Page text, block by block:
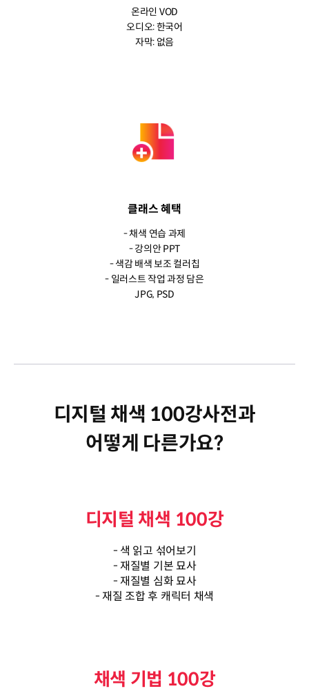
온라인 VOD
오디오: 한국어
자막: 없음
클래스 혜택
- 채색 연습 과제
- 강의안 PPT
- 색감 배색 보조 컬러칩
- 일러스트 작업 과정 담은
JPG, PSD
디지털 채색 100강사전과
어떻게 다른가요?
디지털 채색 100강
- 색 읽고 섞어보기
- 재질별 기본 묘사
- 재질별 심화 묘사
- 재질 조합 후 캐릭터 채색
채색 기법 100강